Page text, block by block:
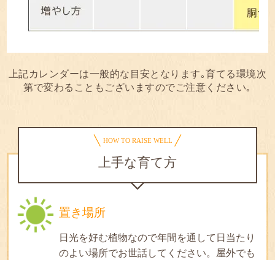
上記カレンダーは一般的な目安となります｡育てる環境次
第で変わることもございますのでご注意ください｡
HOW TO RAISE WELL
上手な育て方
置き場所
日光を好む植物なので年間を通して日当たり
のよい場所でお世話してください。屋外でも